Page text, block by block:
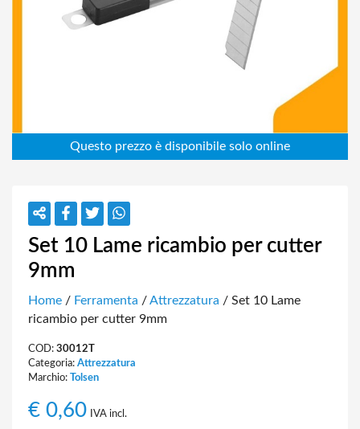
Set 10 Lame ricambio per cutter
9mm
Home / Ferramenta /Attrezzatura / Set 10 Lame
ricambio per cutter 9mm
COD: 30012T
Categoria: Attrezzatura
Marchio: Tolsen
€ 0,60 IVA incl.